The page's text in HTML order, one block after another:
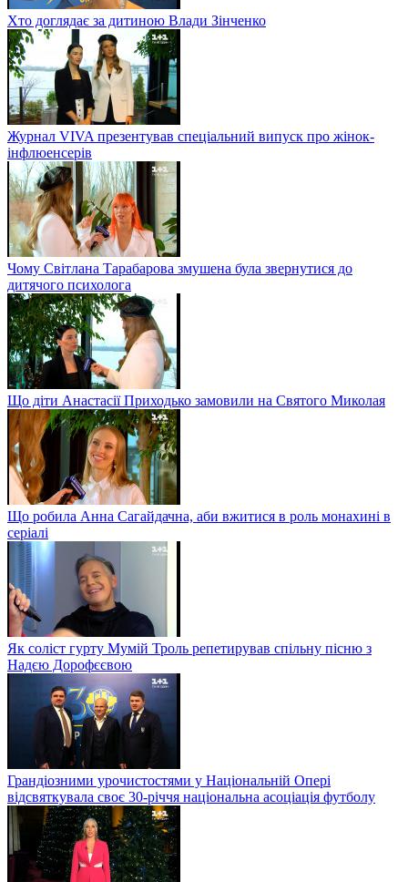
Хто доглядає за дитиною Влади Зінченко
Журнал VIVA презентував спеціальний випуск про жінок-
інфлюенсерів
Чому Світлана Тарабарова змушена була звернутися до
дитячого психолога
Що діти Анастасії Приходько замовили на Святого Миколая
Що робила Анна Сагайдачна, аби вжитися в роль монахині в
серіалі
Як соліст гурту Мумій Троль репетирував спільну пісню з
Надєю Дорофєєвою
Грандіозними урочистостями у Національній Опері
відсвяткувала своє 30-річчя національна асоціація футболу